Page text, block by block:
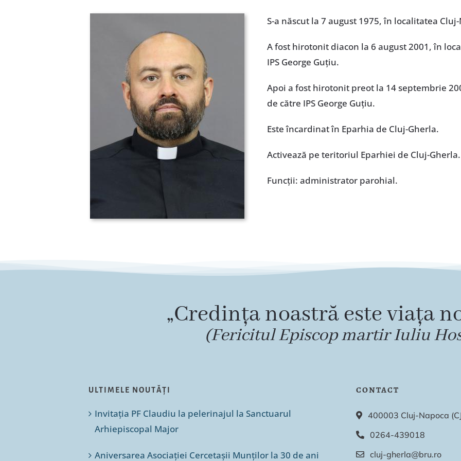
S-a născut la 7 august 1975, în localitatea Cluj-
A fost hirotonit diacon la 6 august 2001, în
IPS George Guțiu.
Apoi a fost hirotonit preot la 14 septembrie
de către IPS George Guțiu.
Este încardinat în Eparhia de Cluj-Gherla.
Activează pe teritoriul Eparhiei de Cluj-Gherla.
Funcţii: administrator parohial.
„Credința noastră este viața
(Fericitul Episcop martir Iuliu
ULTIMELE NOUTĂȚI
Invitația PF Claudiu la pelerinajul la Sanctuarul
Arhiepiscopal Major
Aniversarea Asociației Cercetașii Munților la 30 de ani
CONTACT
400003 Cluj-Napoca
0264-439018
cluj-gherla@bru.ro